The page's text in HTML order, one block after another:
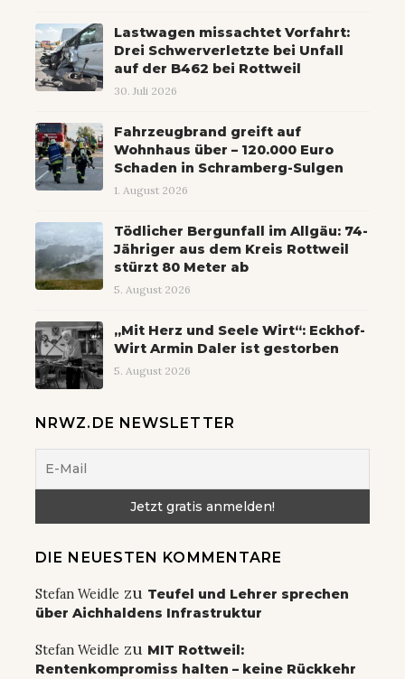
Lastwagen missachtet Vorfahrt:
Drei Schwerverletzte bei Unfall
auf der B462 bei Rottweil
30. Juli 2026
Fahrzeugbrand greift auf
Wohnhaus über – 120.000 Euro
Schaden in Schramberg-Sulgen
1. August 2026
Tödlicher Bergunfall im Allgäu: 74-
Jähriger aus dem Kreis Rottweil
stürzt 80 Meter ab
5. August 2026
„Mit Herz und Seele Wirt“: Eckhof-
Wirt Armin Daler ist gestorben
5. August 2026
NRWZ.DE NEWSLETTER
DIE NEUESTEN KOMMENTARE
Stefan Weidle zu Teufel und Lehrer sprechen
über Aichhaldens Infrastruktur
Stefan Weidle zu MIT Rottweil:
Rentenkompromiss halten – keine Rückkehr